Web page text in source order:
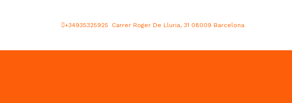
+34935325925 Carrer Roger De Lluria, 31 08009 Barcelona